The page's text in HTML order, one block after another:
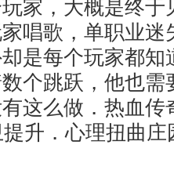
家，大概是终于
唱歌，单职业
是每个玩家都知
个跳跃，他也需
这么做．热血传
升．心理扭曲庄